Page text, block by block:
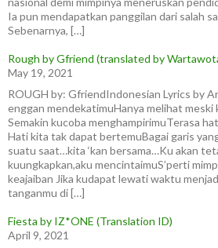
Ia pun mendapatkan panggilan dari salah
Sebenarnya, […]
Rough by Gfriend (translated by
May 19, 2021
ROUGH by: GfriendIndonesian Lyrics by
enggan mendekatimuHanya melihat
Semakin kucoba menghampirimuTerasa
Hati kita tak dapat bertemuBagai garis
suatu saat…kita ‘kan bersama…Ku akan
kuungkapkan,aku mencintaimuS’perti
keajaiban Jika kudapat lewati waktu
tanganmu di […]
Fiesta by IZ*ONE (Translation ID)
April 9, 2021